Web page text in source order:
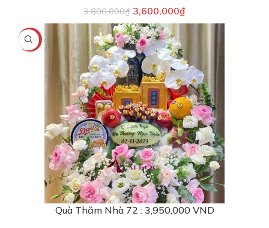
3,800,000₫ 3,600,000₫
-6%
Quà Thăm Nhà 72 : 3,950,000 VND